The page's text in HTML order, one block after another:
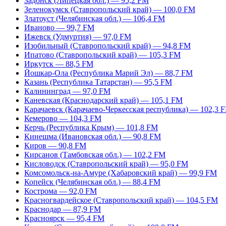
Зеленокумск (Ставропольский край) — 100,0 FM
Златоуст (Челябинская обл.) — 106,4 FM
Иваново — 99,7 FM
Ижевск (Удмуртия) — 97,0 FM
Изобильный (Ставропольский край) — 94,8 FM
Ипатово (Ставропольский край) — 105,3 FM
Иркутск — 88,5 FM
Йошкар-Ола (Республика Марий Эл) — 88,7 FM
Казань (Республика Татарстан) — 95,5 FM
Калининград — 97,0 FM
Каневская (Краснодарский край) — 105,1 FM
Карачаевск (Карачаево-Черкесская республика) — 102,3
Кемерово — 104,3 FM
Керчь (Республика Крым) — 101,8 FM
Кинешма (Ивановская обл.) — 90,8 FM
Киров — 90,8 FM
Кирсанов (Тамбовская обл.) — 102,2 FM
Кисловодск (Ставропольский край) — 95,0 FM
Комсомольск-на-Амуре (Хабаровский край) — 99,9 FM
Копейск (Челябинская обл.) — 88,4 FM
Кострома — 92,0 FM
Красногвардейское (Ставропольский край) — 104,5 FM
Краснодар — 87,9 FM
Красноярск — 95,4 FM